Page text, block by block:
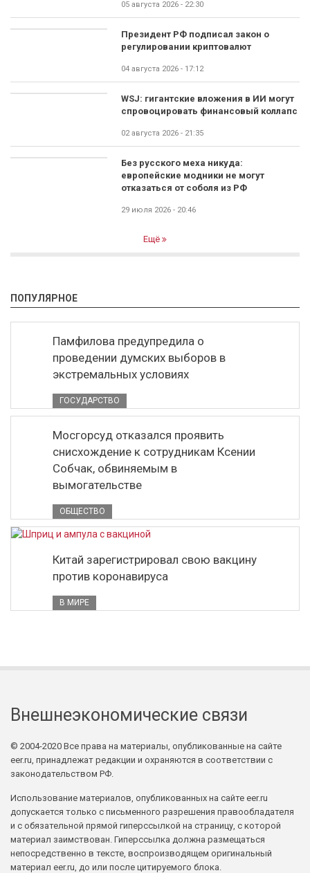
05 августа 2026 - 22:30
Президент РФ подписал закон о
регулировании криптовалют
04 августа 2026 - 17:12
WSJ: гигантские вложения в ИИ могут
спровоцировать финансовый коллапс
02 августа 2026 - 21:35
Без русского меха никуда:
европейские модники не могут
отказаться от соболя из РФ
29 июля 2026 - 20:46
Ещё
ПОПУЛЯРНОЕ
Памфилова предупредила о
проведении думских выборов в
экстремальных условиях
ГОСУДАРСТВО
Мосгорсуд отказался проявить
снисхождение к сотрудникам Ксении
Собчак, обвиняемым в
вымогательстве
ОБЩЕСТВО
Китай зарегистрировал свою вакцину
против коронавируса
В МИРЕ
Внешнеэкономические связи
© 2004-2020 Все права на материалы, опубликованные на сайте
eer.ru, принадлежат редакции и охраняются в соответствии с
законодательством РФ.
Использование материалов, опубликованных на сайте eer.ru
допускается только с письменного разрешения правообладателя
и с обязательной прямой гиперссылкой на страницу, с которой
материал заимствован. Гиперссылка должна размещаться
непосредственно в тексте, воспроизводящем оригинальный
материал eer.ru, до или после цитируемого блока.